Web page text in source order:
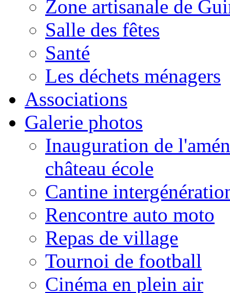
Zone artisanale de
Salle des fêtes
Santé
Les déchets ménagers
Associations
Galerie photos
Inauguration de
château école
Cantine
Rencontre auto moto
Repas de village
Tournoi de football
Cinéma en plein air